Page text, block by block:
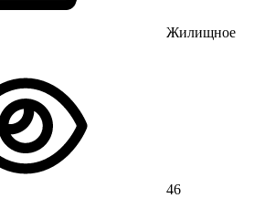
Жилищное
46